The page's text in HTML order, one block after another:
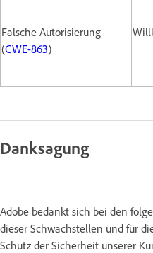
Falsche Autorisierung
(CWE-863)
Danksagung
Adobe bedankt sich bei den
dieser Schwachstellen und für
Schutz der Sicherheit unserer